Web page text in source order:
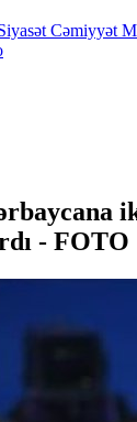
Cəmiyyət
- FOTO